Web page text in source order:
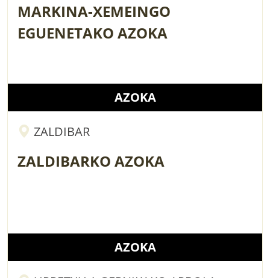
MARKINA-XEMEINGO
EGUENETAKO AZOKA
AZOKA
ZALDIBAR
ZALDIBARKO AZOKA
AZOKA